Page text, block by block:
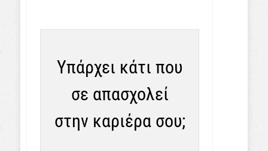
Υπάρχει κάτι που
σε απασχολεί
στην καριέρα σου;